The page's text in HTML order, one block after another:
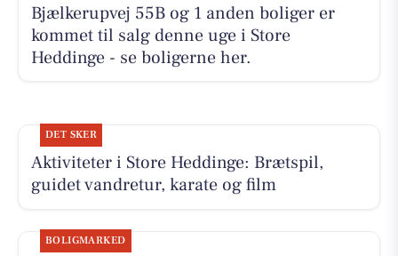
Bjælkerupvej 55B og 1 anden boliger er
kommet til salg denne uge i Store
Heddinge - se boligerne her.
DET SKER
Aktiviteter i Store Heddinge: Brætspil,
guidet vandretur, karate og film
BOLIGMARKED